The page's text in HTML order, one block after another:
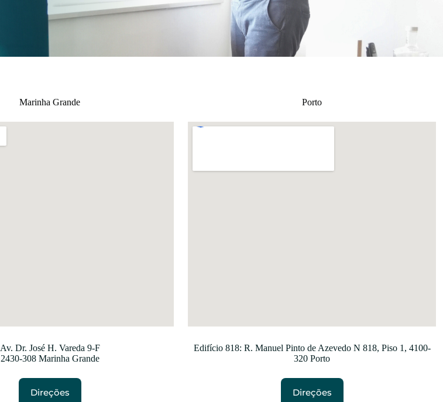
Marinha Grande
Av. Dr. José H. Vareda 9-F
2430-308 Marinha Grande
Direções
Porto
Edifício 818: R. Manuel Pinto de Azevedo N 818, Piso 1, 4100-
320 Porto
Direções